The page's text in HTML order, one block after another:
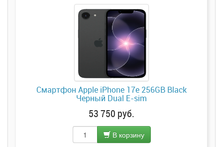
Смартфон Apple iPhone 17e 256GB Black
Черный Dual E-sim
53 750 руб.
В корзину